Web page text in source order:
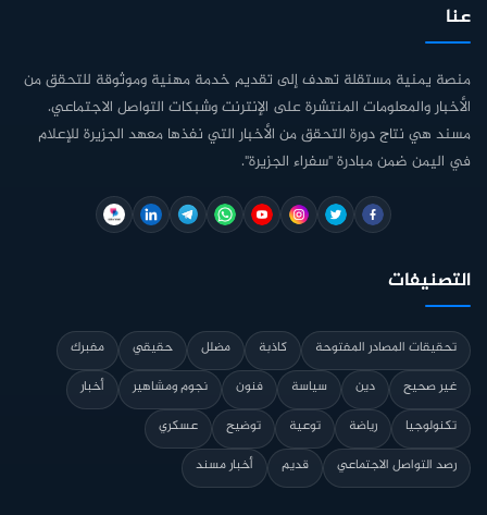
عنا
منصة يمنية مستقلة تهدف إلى تقديم خدمة مهنية وموثوقة للتحقق من
الأخبار والمعلومات المنتشرة على الإنترنت وشبكات التواصل الاجتماعي.
مسند هي نتاج دورة التحقق من الأخبار التي نفذها معهد الجزيرة للإعلام
في اليمن ضمن مبادرة "سفراء الجزيرة".
التصنيفات
تحقيقات المصادر المفتوحة كاذبة مضلل حقيقي
مفبرك
غير صحيح
دين سياسة فنون نجوم ومشاهير
أخبار
تكنولوجيا
رياضة توعية توضيح
عسكري
رصد التواصل الاجتماعي
قديم أخبار مسند